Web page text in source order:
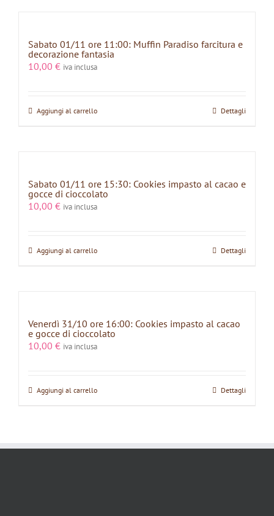
Sabato 01/11 ore 11:00: Muffin Paradiso farcitura e
decorazione fantasia
10,00 € iva inclusa
Aggiungi al carrello Dettagli
Sabato 01/11 ore 15:30: Cookies impasto al cacao e
gocce di cioccolato
10,00 € iva inclusa
Aggiungi al carrello Dettagli
Venerdì 31/10 ore 16:00: Cookies impasto al cacao
e gocce di cioccolato
10,00 € iva inclusa
Aggiungi al carrello Dettagli